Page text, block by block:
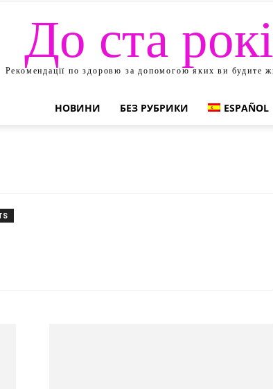
До ста
Рекомендації по здоровю за допомогою яких ви будите
НОВИНИ БЕЗ РУБРИКИ ESPAÑOL